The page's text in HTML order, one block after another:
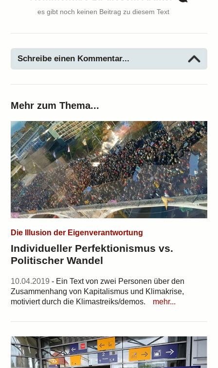
es gibt noch keinen Beitrag zu diesem Text
Schreibe einen Kommentar...
Mehr zum Thema...
Die Illusion der Eigenverantwortung
Individueller Perfektionismus vs.
Politischer Wandel
10.04.2019 - Ein Text von zwei Personen über den
Zusammenhang von Kapitalismus und Klimakrise,
motiviert durch die Klimastreiks/demos.
mehr...